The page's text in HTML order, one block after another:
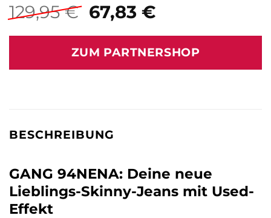
129,95€ Ursprünglicher
Preis
war:
129,95 €
67,83 €Aktueller
ist:
67,83 €.
ZUM PARTNERSHOP
BESCHREIBUNG
GANG 94NENA: Deine neue
Lieblings-Skinny-Jeans mit Used-
Effekt